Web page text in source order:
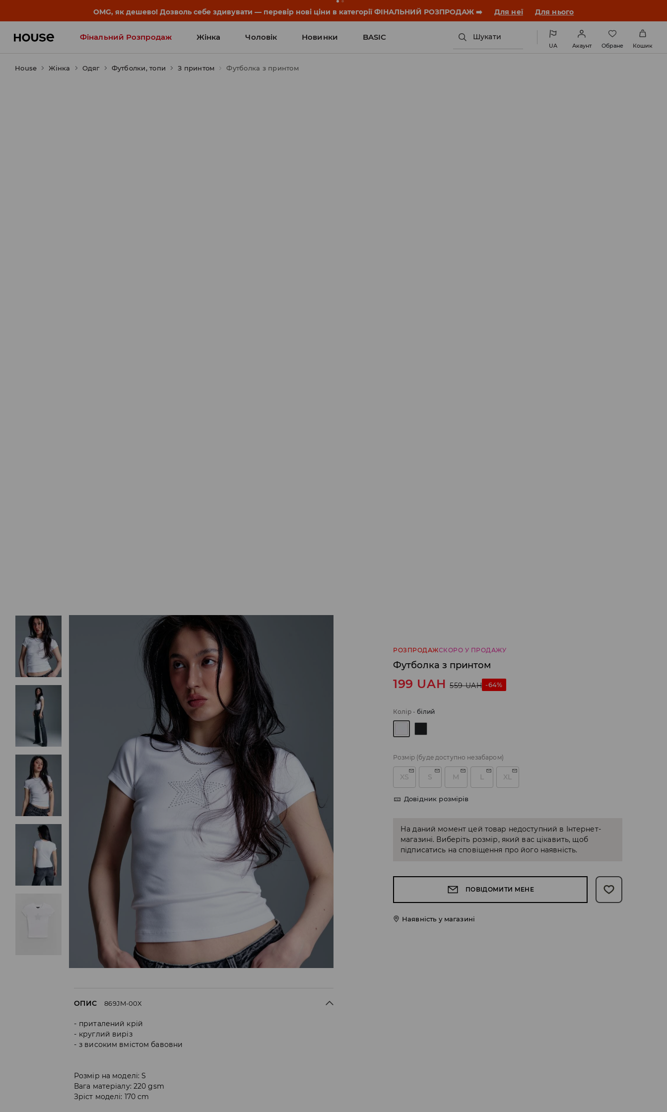
-30% на ПРОДУКТ ДНЯ 🛍️ Купон та деталі акції знайдеш у своєму обліковому записі 💸 ЗАВАНТАЖИТИ ДОДАТОК
Фінальний Розпродаж Жінка Чоловік Новинки BASIC
Influencers' Faves
Шукати
UA Акаунт Обране Кошик
House Жінка Одяг Футболки, топи З принтом Футболка з принтом
РОЗПРОДАЖСКОРО У ПРОДАЖУ
Футболка з принтом
199 UAH 559 UAH -64%
Колір-білий
Розмір (буде доступно незабаром)
XS S M L XL
Довідник розмірів
На даний момент цей товар недоступний в Інтернет-
магазині. Виберіть розмір, який вас цікавить, щоб
підписатись на сповіщення про його наявність.
ПОВІДОМИТИ МЕНЕ
Наявність у магазині
ОПИС 869JM-00X
приталений крій
круглий виріз
з високим вмістом бавовни
Розмір на моделі: S
Вага матеріалу: 220 gsm
Зріст моделі: 170 cm